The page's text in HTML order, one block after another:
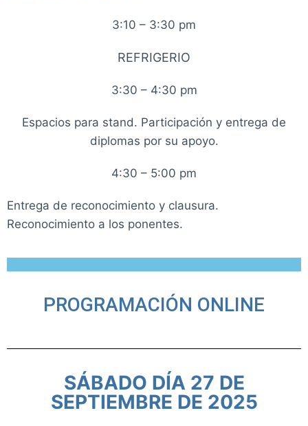
3:10 – 3:30 pm
REFRIGERIO
3:30 – 4:30 pm
Espacios para stand. Participación y entrega de
diplomas por su apoyo.
4:30 – 5:00 pm
Entrega de reconocimiento y clausura.
Reconocimiento a los ponentes.
PROGRAMACIÓN ONLINE
SÁBADO DÍA 27 DE
SEPTIEMBRE DE 2025